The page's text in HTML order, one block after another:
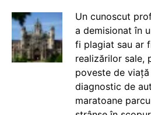
Un cunoscut
a demisionat în
fi plagiat sau ar
realizărilor sale,
poveste de
diagnostic de
maratoane